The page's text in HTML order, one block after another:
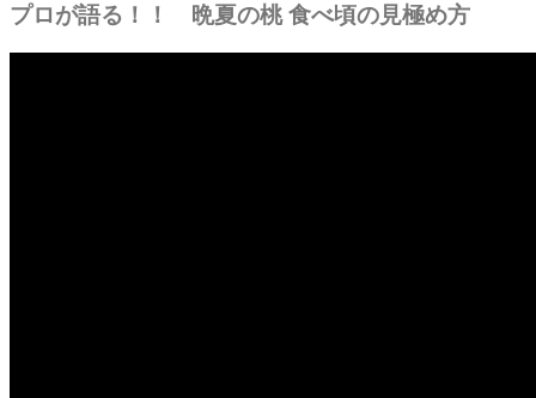
プロが語る！！ 晩夏の桃 食べ頃の見極め方